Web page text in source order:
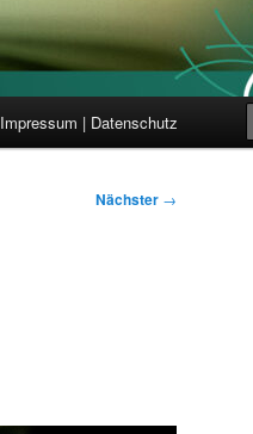
Impressum | Datenschutz
Nächster →